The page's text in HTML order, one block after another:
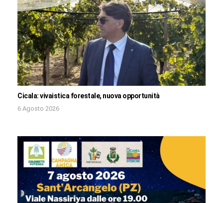
Cicala: vivaistica forestale, nuova opportunità
6 Agosto 2026